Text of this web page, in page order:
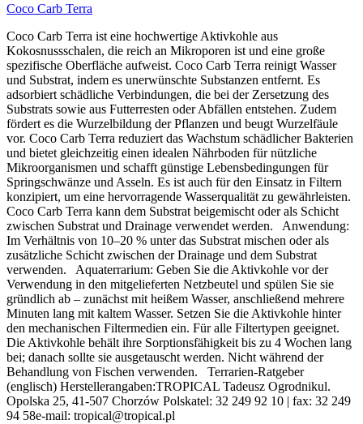
Coco Carb Terra
Coco Carb Terra ist eine hochwertige Aktivkohle aus
Kokosnussschalen, die reich an Mikroporen ist und eine große
spezifische Oberfläche aufweist. Coco Carb Terra reinigt Wasser
und Substrat, indem es unerwünschte Substanzen entfernt. Es
adsorbiert schädliche Verbindungen, die bei der Zersetzung des
Substrats sowie aus Futterresten oder Abfällen entstehen. Zudem
fördert es die Wurzelbildung der Pflanzen und beugt Wurzelfäule
vor. Coco Carb Terra reduziert das Wachstum schädlicher Bakterien
und bietet gleichzeitig einen idealen Nährboden für nützliche
Mikroorganismen und schafft günstige Lebensbedingungen für
Springschwänze und Asseln. Es ist auch für den Einsatz in Filtern
konzipiert, um eine hervorragende Wasserqualität zu gewährleisten.
Coco Carb Terra kann dem Substrat beigemischt oder als Schicht
zwischen Substrat und Drainage verwendet werden. Anwendung:
Im Verhältnis von 10–20 % unter das Substrat mischen oder als
zusätzliche Schicht zwischen der Drainage und dem Substrat
verwenden. Aquaterrarium: Geben Sie die Aktivkohle vor der
Verwendung in den mitgelieferten Netzbeutel und spülen Sie sie
gründlich ab – zunächst mit heißem Wasser, anschließend mehrere
Minuten lang mit kaltem Wasser. Setzen Sie die Aktivkohle hinter
den mechanischen Filtermedien ein. Für alle Filtertypen geeignet.
Die Aktivkohle behält ihre Sorptionsfähigkeit bis zu 4 Wochen lang
bei; danach sollte sie ausgetauscht werden. Nicht während der
Behandlung von Fischen verwenden. Terrarien-Ratgeber
(englisch) Herstellerangaben:TROPICAL Tadeusz Ogrodnikul.
Opolska 25, 41-507 Chorzów Polskatel: 32 249 92 10 | fax: 32 249
94 58e-mail: tropical@tropical.pl